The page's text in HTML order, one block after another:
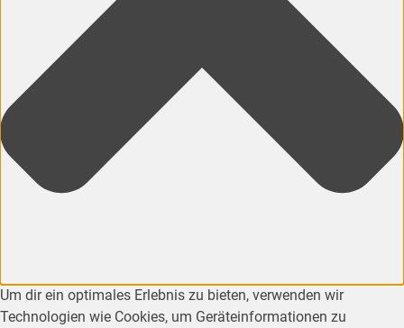
Um dir ein optimales Erlebnis zu bieten, verwenden wir
Technologien wie Cookies, um Geräteinformationen zu